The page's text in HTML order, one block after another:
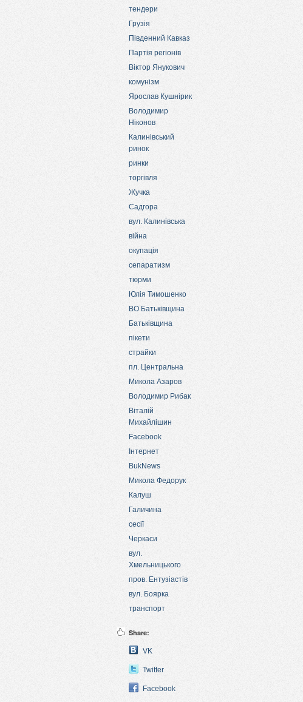
тендери
Грузія
Південний Кавказ
Партія регіонів
Віктор Янукович
комунізм
Ярослав Кушнірик
Володимир
Ніконов
Калинівський
ринок
ринки
торгівля
Жучка
Садгора
вул. Калинівська
війна
окупація
сепаратизм
тюрми
Юлія Тимошенко
ВО Батьківщина
Батьківщина
пікети
страйки
пл. Центральна
Микола Азаров
Володимир Рибак
Віталій
Михайлішин
Facebook
Інтернет
BukNews
Микола Федорук
Калуш
Галичина
сесії
Черкаси
вул.
Хмельницького
пров. Ентузіастів
вул. Боярка
транспорт
Share:
VK
Twitter
Facebook